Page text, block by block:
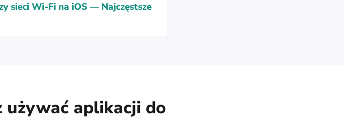
sieci Wi-Fi na iOS — Najczęstsze
używać aplikacji do